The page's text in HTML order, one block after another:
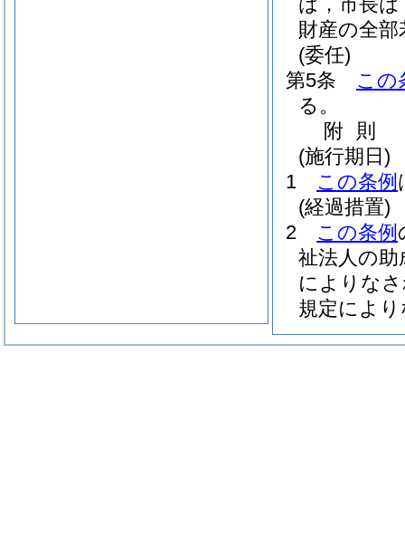
財産の全
(委任)
第5条
この
る。
附 則
(施行期日)
1
この条例
(経過措置)
2
この条例
祉法人の
によりな
規定によ